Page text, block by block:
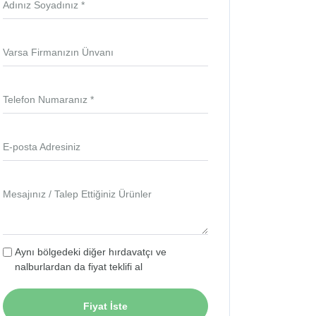
Adınız Soyadınız *
Varsa Firmanızın Ünvanı
Telefon Numaranız *
E-posta Adresiniz
Mesajınız / Talep Ettiğiniz Ürünler
Aynı bölgedeki diğer hırdavatçı ve
nalburlardan da fiyat teklifi al
Fiyat İste